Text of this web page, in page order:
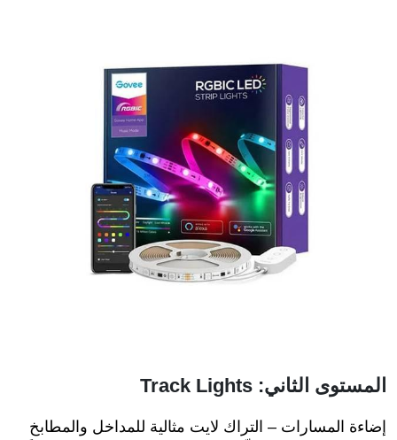
المستوى الثاني: Track Lights
إضاءة المسارات – التراك لايت مثالية للمداخل والمطابخ